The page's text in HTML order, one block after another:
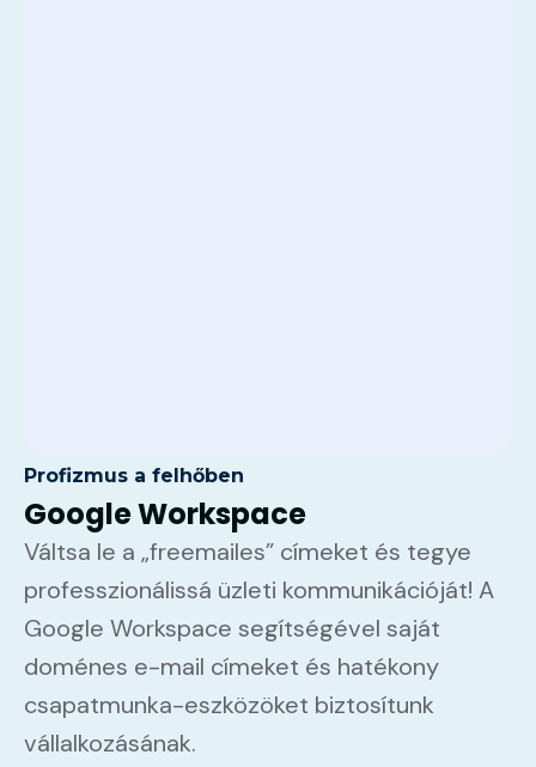
Profizmus a felhőben
Google Workspace
Váltsa le a „freemailes” címeket és tegye
professzionálissá üzleti kommunikációját! A
Google Workspace segítségével saját
doménes e-mail címeket és hatékony
csapatmunka-eszközöket biztosítunk
vállalkozásának.